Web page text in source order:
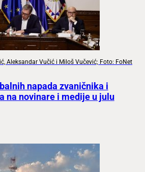
Aleksandar Vučić i Miloš Vučević; Foto: FoNet
napada zvaničnika i
na novinare i medije u julu